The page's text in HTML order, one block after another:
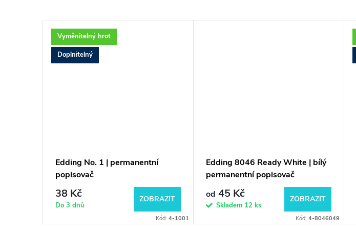
Vyměnitelný hrot
Doplnitelný
Edding No. 1 | permanentní
popisovač
38 Kč
Do 3 dnů
ZOBRAZIT
Kód: 4-1001
Edding 8046 Ready White | bílý
permanentní popisovač
od 45 Kč
Skladem 12 ks
ZOBRAZIT
Kód: 4-8046049